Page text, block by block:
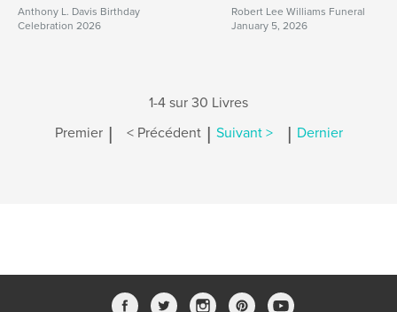
Anthony L. Davis Birthday
Celebration 2026
Robert Lee Williams Funeral
January 5, 2026
1-4 sur 30 Livres
Premier | < Précédent | Suivant > | Dernier